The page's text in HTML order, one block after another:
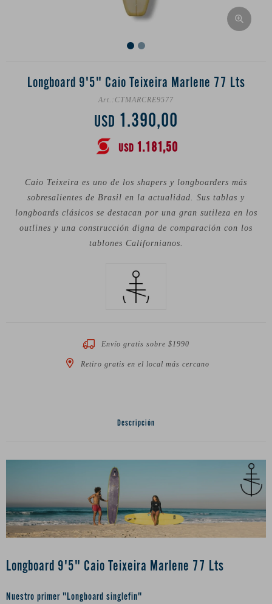
Longboard 9'5" Caio Teixeira Marlene 77 Lts
CTMARCRE9577
USD 1.390,00
USD 1.181,50
Caio Teixeira es uno de los shapers y longboarders más
sobresalientes de Brasil en la actualidad. Sus tablas y
longboards clásicos se destacan por una gran sutileza en los
outlines y una construcción digna de comparación con los
tablones Californianos.
Envío gratis sobre $1990
Retiro gratis en el local más cercano
Descripción
Longboard 9'5" Caio Teixeira Marlene 77 Lts
Nuestro primer "Longboard singlefin"